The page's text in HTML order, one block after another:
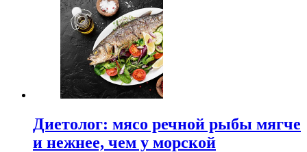
Диетолог: мясо речной рыбы мягче
и нежнее, чем у морской